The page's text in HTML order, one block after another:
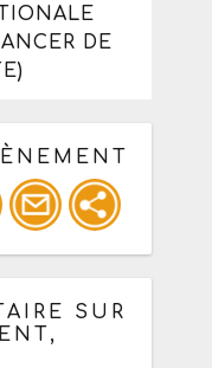
DE
pour un
social
SUR